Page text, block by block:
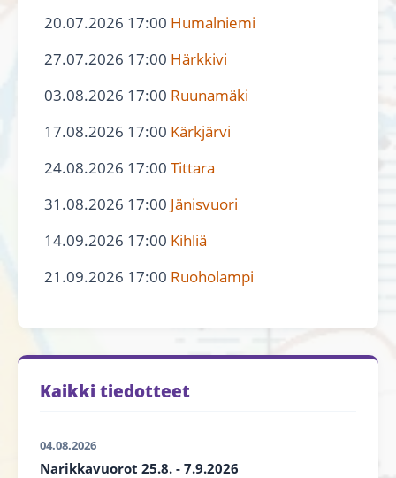
20.07.2026 17:00 Humalniemi
27.07.2026 17:00 Härkkivi
03.08.2026 17:00 Ruunamäki
17.08.2026 17:00 Kärkjärvi
24.08.2026 17:00 Tittara
31.08.2026 17:00 Jänisvuori
14.09.2026 17:00 Kihliä
21.09.2026 17:00 Ruoholampi
Kaikki tiedotteet
04.08.2026
Narikkavuorot 25.8. - 7.9.2026